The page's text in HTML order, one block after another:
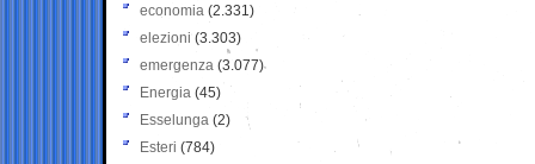
economia (2.331)
elezioni (3.303)
emergenza (3.077)
Energia (45)
Esselunga (2)
Esteri (784)